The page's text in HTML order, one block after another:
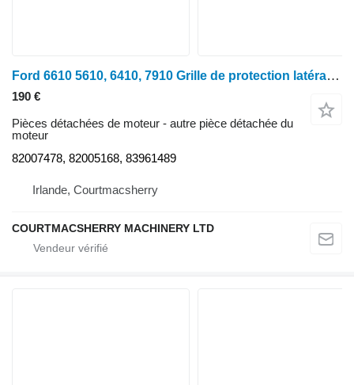
Ford 6610 5610, 6410, 7910 Grille de protection latérale du moteur 82007478, 8 pour tracteur à roues
190 €
Pièces détachées de moteur - autre pièce détachée du
moteur
82007478, 82005168, 83961489
Irlande, Courtmacsherry
COURTMACSHERRY MACHINERY LTD